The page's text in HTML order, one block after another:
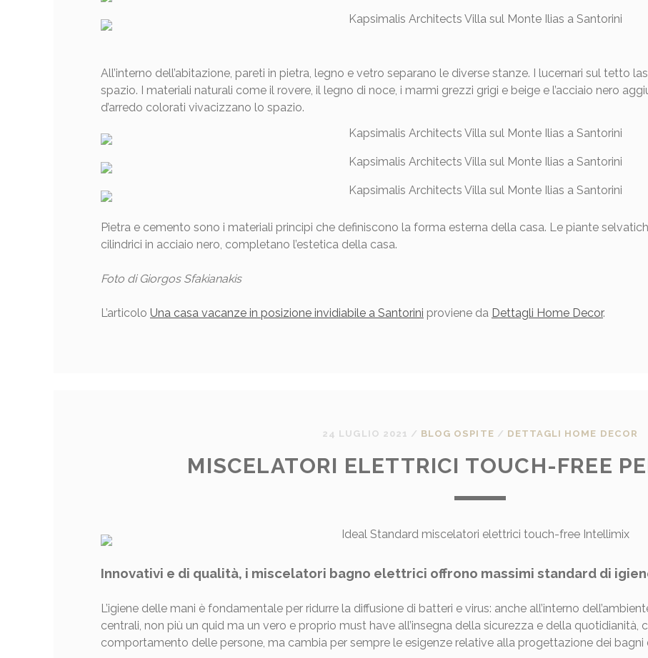
All’interno dell’abitazione, pareti in pietra, legno e vetro separano le diverse stanze. I lucernari sul tetto
spazio. I materiali naturali come il rovere, il legno di noce, i marmi grezzi grigi e beige e l’acciaio nero
d’arredo colorati vivacizzano lo spazio.
Pietra e cemento sono i materiali principi che definiscono la forma esterna della casa. Le piante
cilindrici in acciaio nero, completano l’estetica della casa.
Foto di Giorgos Sfakianakis
L’articolo Una casa vacanze in posizione invidiabile a Santorini proviene da Dettagli Home Decor.
24 LUGLIO 2021 / BLOG OSPITE / DETTAGLI HOME DECOR
MISCELATORI ELETTRICI TOUCH-FREE
Innovativi e di qualità, i miscelatori bagno elettrici offrono massimi standard di
L’igiene delle mani è fondamentale per ridurre la diffusione di batteri e virus: anche all’interno
centrali, non più un quid ma un vero e proprio must have all’insegna della sicurezza e della quotidianità,
comportamento delle persone, ma cambia per sempre le esigenze relative alla progettazione dei bagni